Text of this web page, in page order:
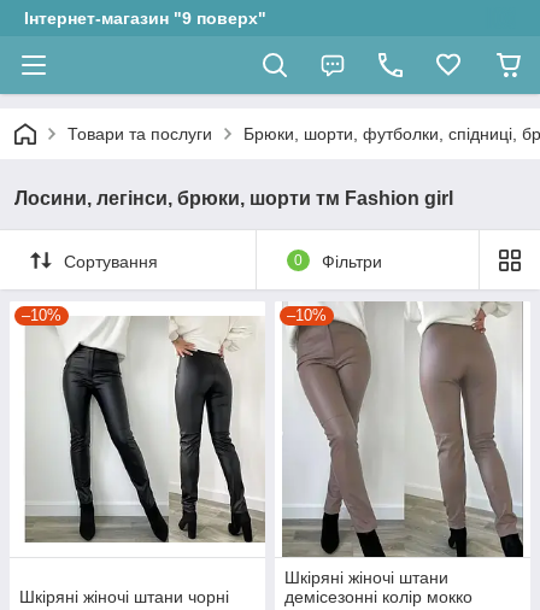
Інтернет-магазин "9 поверх"
Товари та послуги Брюки, шорти, футболки, спідниці,
Лосини, легінси, брюки, шорти тм Fashion girl
Сортування 0 Фільтри
–10%
Шкіряні жіночі штани чорні
–10%
Шкіряні жіночі штани
демісезонні колір мокко